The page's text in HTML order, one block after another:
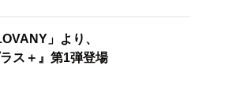
」より、
ス＋』第1弾登場